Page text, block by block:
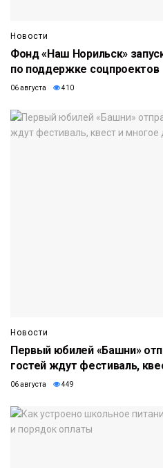
Новости
Фонд «Наш Норильск»
по поддержке соцпроектов
06 августа 410
Новости
Первый юбилей «Башни»
гостей ждут фестиваль,
06 августа 449